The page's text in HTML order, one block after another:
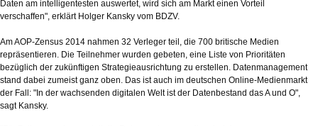
Daten am intelligentesten auswertet, wird sich am Markt einen Vorteil
verschaffen", erklärt Holger Kansky vom BDZV.
Am AOP-Zensus 2014 nahmen 32 Verleger teil, die 700 britische Medien
repräsentieren. Die Teilnehmer wurden gebeten, eine Liste von Prioritäten
bezüglich der zukünftigen Strategieausrichtung zu erstellen. Datenmanagement
stand dabei zumeist ganz oben. Das ist auch im deutschen Online-Medienmarkt
der Fall: "In der wachsenden digitalen Welt ist der Datenbestand das A und O",
sagt Kansky.